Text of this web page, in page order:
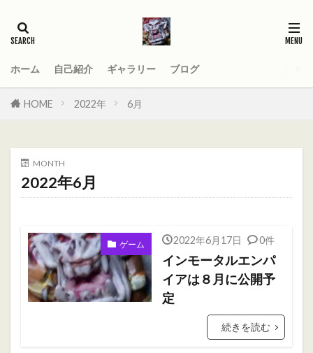
ホーム 自己紹介 ギャラリー ブログ
HOME 2022年 6月
MONTH
2022年6月
ゲーム 2022年6月17日 0件
インモータルエンパ
イアは８月に公開予
定
続きを読む
AGE_OF_SIGMAR
Total War WARHAMMER
Total War WARHAMMER Ⅱ
Warhammer 40
Warhammer 40000
ウォーハンマー
オールドワールド
ガットリッパ
キャセイ
ティーンチ
テキサスチェーンソー
トゥームキング
ドワーフ
パッチノート
ビーストマン
ファレホコン
ミニチュアペイント
ヴァンパイアカウント